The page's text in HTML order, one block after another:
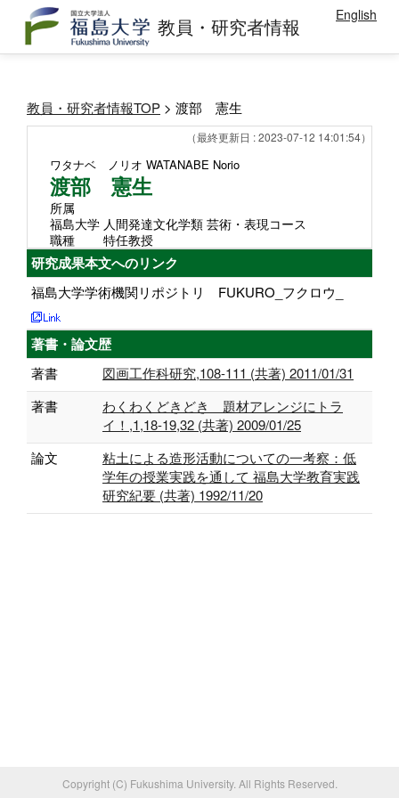
教員・研究者情報 English
教員・研究者情報TOP > 渡部 憲生
（最終更新日 : 2023-07-12 14:01:54）
ワタナベ ノリオ WATANABE Norio
渡部 憲生
所属
福島大学 人間発達文化学類 芸術・表現コース
職種
特任教授
研究成果本文へのリンク
福島大学学術機関リポジトリ FUKURO_フクロウ_
著書・論文歴
著書
図画工作科研究,108-111 (共著) 2011/01/31
著書
わくわくどきどき 題材アレンジにトラ
イ！,1,18-19,32 (共著) 2009/01/25
論文
粘土による造形活動についての一考察：低
学年の授業実践を通して 福島大学教育実践
研究紀要 (共著) 1992/11/20
Copyright (C) Fukushima University. All Rights Reserved.